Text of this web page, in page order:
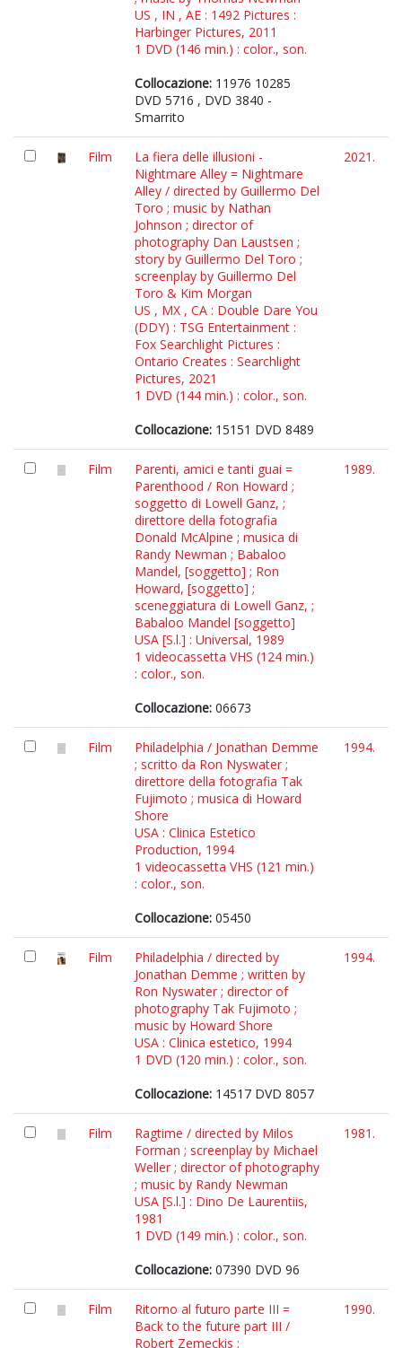
US , IN , AE : 1492 Pictures :
Harbinger Pictures, 2011
1 DVD (146 min.) : color., son.
Collocazione: 11976 10285
DVD 5716 , DVD 3840 -
Smarrito
Film
La fiera delle illusioni -
Nightmare Alley = Nightmare
Alley / directed by Guillermo Del
Toro ; music by Nathan
Johnson ; director of
photography Dan Laustsen ;
story by Guillermo Del Toro ;
screenplay by Guillermo Del
Toro & Kim Morgan
US , MX , CA : Double Dare You
(DDY) : TSG Entertainment :
Fox Searchlight Pictures :
Ontario Creates : Searchlight
Pictures, 2021
1 DVD (144 min.) : color., son.
Collocazione: 15151 DVD 8489
2021.
Film
Parenti, amici e tanti guai =
Parenthood / Ron Howard ;
soggetto di Lowell Ganz, ;
direttore della fotografia
Donald McAlpine ; musica di
Randy Newman ; Babaloo
Mandel, [soggetto] ; Ron
Howard, [soggetto] ;
sceneggiatura di Lowell Ganz, ;
Babaloo Mandel [soggetto]
USA [S.l.] : Universal, 1989
1 videocassetta VHS (124 min.)
: color., son.
Collocazione: 06673
1989.
Film
Philadelphia / Jonathan Demme
; scritto da Ron Nyswater ;
direttore della fotografia Tak
Fujimoto ; musica di Howard
Shore
USA : Clinica Estetico
Production, 1994
1 videocassetta VHS (121 min.)
: color., son.
Collocazione: 05450
1994.
Film
Philadelphia / directed by
Jonathan Demme ; written by
Ron Nyswater ; director of
photography Tak Fujimoto ;
music by Howard Shore
USA : Clinica estetico, 1994
1 DVD (120 min.) : color., son.
Collocazione: 14517 DVD 8057
1994.
Film
Ragtime / directed by Milos
Forman ; screenplay by Michael
Weller ; director of photography
; music by Randy Newman
USA [S.l.] : Dino De Laurentiis,
1981
1 DVD (149 min.) : color., son.
Collocazione: 07390 DVD 96
1981.
Film
Ritorno al futuro parte III =
Back to the future part III /
Robert Zemeckis ;
1990.